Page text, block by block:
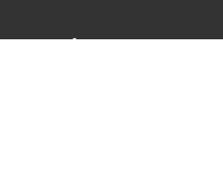
Pagina's